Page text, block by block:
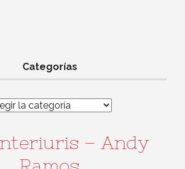
Categorías
– Andy